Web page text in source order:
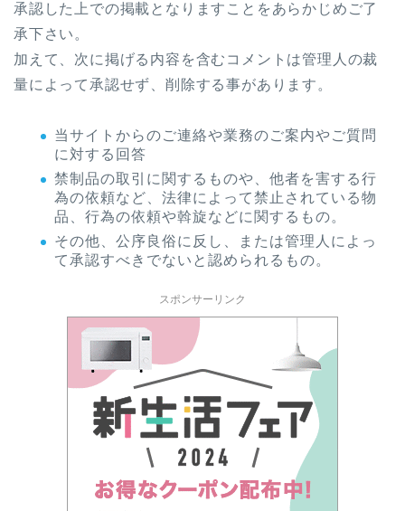
承認した上での掲載となりますことをあらかじめご了
承下さい。
加えて、次に掲げる内容を含むコメントは管理人の裁
量によって承認せず、削除する事があります。
当サイトからのご連絡や業務のご案内やご質問
に対する回答
禁制品の取引に関するものや、他者を害する行
為の依頼など、法律によって禁止されている物
品、行為の依頼や斡旋などに関するもの。
その他、公序良俗に反し、または管理人によっ
て承認すべきでないと認められるもの。
スポンサーリンク